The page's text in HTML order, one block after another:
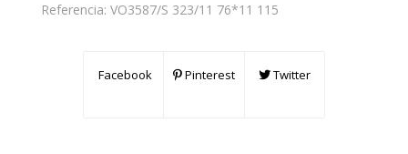
Referencia: VO3587/S 323/11 76*11 115
Facebook Pinterest Twitter